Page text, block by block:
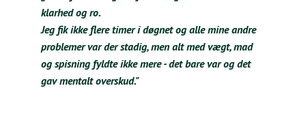
klarhed og ro.
Jeg fik ikke flere timer i døgnet og alle mine andre
problemer var der stadig, men alt med vægt, mad
og spisning fyldte ikke mere - det bare var og det
gav mentalt overskud."